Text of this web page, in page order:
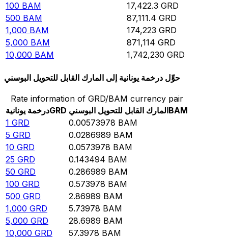
100 BAM 17,422.3 GRD
500 BAM 87,111.4 GRD
1,000 BAM 174,223 GRD
5,000 BAM 871,114 GRD
10,000 BAM 1,742,230 GRD
حوِّل درخمة يونانية إلى المارك القابل للتحويل البوسني
Rate information of GRD/BAM currency pair
درخمة يونانيةGRD المارك القابل للتحويل البوسنيBAM
1 GRD 0.00573978 BAM
5 GRD 0.0286989 BAM
10 GRD 0.0573978 BAM
25 GRD 0.143494 BAM
50 GRD 0.286989 BAM
100 GRD 0.573978 BAM
500 GRD 2.86989 BAM
1,000 GRD 5.73978 BAM
5,000 GRD 28.6989 BAM
10,000 GRD 57.3978 BAM